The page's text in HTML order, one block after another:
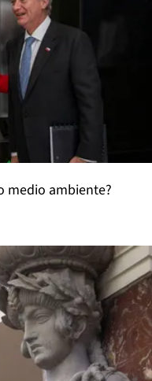
medio ambiente?